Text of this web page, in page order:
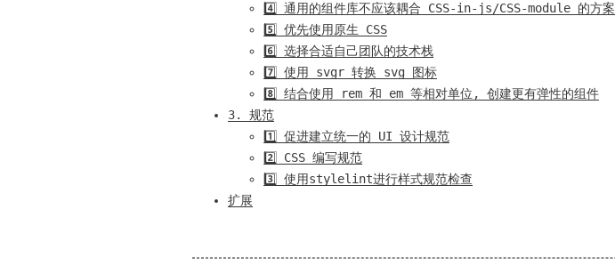
4️⃣ 通用的组件库不应该耦合 CSS-in-js/CSS-module 的方案
5️⃣ 优先使用原生 CSS
6️⃣ 选择合适自己团队的技术栈
7️⃣ 使用 svgr 转换 svg 图标
8️⃣ 结合使用 rem 和 em 等相对单位, 创建更有弹性的组件
3. 规范
1️⃣ 促进建立统一的 UI 设计规范
2️⃣ CSS 编写规范
3️⃣ 使用stylelint进行样式规范检查
扩展